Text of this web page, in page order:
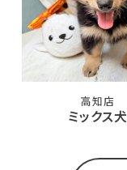
高知店
ミックス犬